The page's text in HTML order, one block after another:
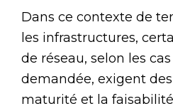
Dans ce contexte de
les infrastructures,
de réseau, selon les
demandée, exigent
maturité et la